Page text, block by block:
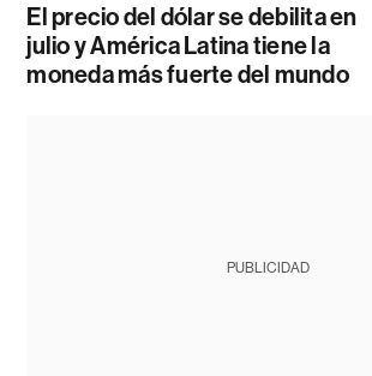
El precio del dólar se debilita en
julio y América Latina tiene la
moneda más fuerte del mundo
PUBLICIDAD